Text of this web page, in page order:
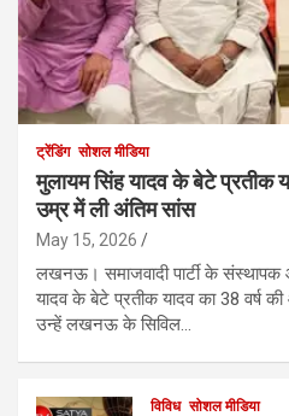
ट्रेंडिंग सोशल मीडिया
मुलायम सिंह यादव के बेटे प्रतीक
उम्र में ली अंतिम सांस
May 15, 2026
लखनऊ। समाजवादी पार्टी के संस्थापक
यादव के बेटे प्रतीक यादव का 38 वर्ष
उन्हें लखनऊ के सिविल…
विविध सोशल मीडिया